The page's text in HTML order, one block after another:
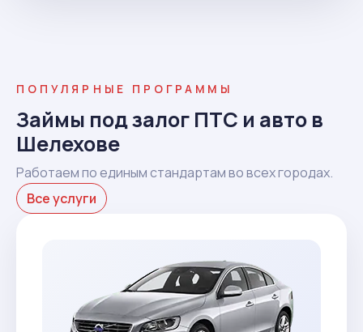
ПОПУЛЯРНЫЕ ПРОГРАММЫ
Займы под залог ПТС и авто в
Шелехове
Работаем по единым стандартам во всех городах.
Все услуги